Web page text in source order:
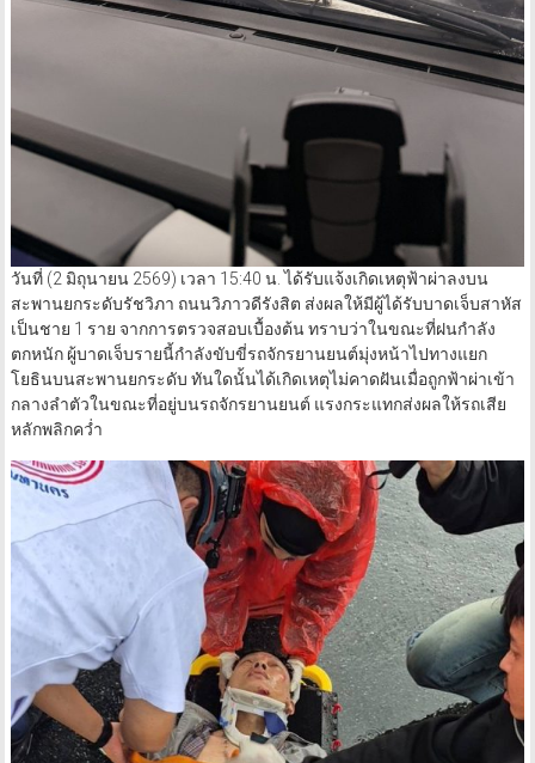
วันที่ (2 มิถุนายน 2569) เวลา 15:40 น. ได้รับแจ้งเกิดเหตุฟ้าผ่าลงบน
สะพานยกระดับรัชวิภา ถนนวิภาวดีรังสิต ส่งผลให้มีผู้ได้รับบาดเจ็บสาหัส
เป็นชาย 1 ราย จากการตรวจสอบเบื้องต้น ทราบว่าในขณะที่ฝนกำลัง
ตกหนัก ผู้บาดเจ็บรายนี้กำลังขับขี่รถจักรยานยนต์มุ่งหน้าไปทางแยก
โยธินบนสะพานยกระดับ ทันใดนั้นได้เกิดเหตุไม่คาดฝันเมื่อถูกฟ้าผ่าเข้า
กลางลำตัวในขณะที่อยู่บนรถจักรยานยนต์ แรงกระแทกส่งผลให้รถเสีย
หลักพลิกคว่ำ